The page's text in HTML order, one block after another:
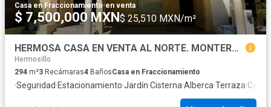
Casa en Fraccionamiento·en venta
$ 7,500,000 MXN$ 25,510 MXN/m²
HERMOSA CASA EN VENTA AL NORTE. MONTEROSA RESIDENCIAL
Hermosillo
294 m²3 Recámaras4 BañosCasa en Fraccionamiento
·Seguridad·Estacionamiento·Jardín·Cisterna·Alberca·Terraza·